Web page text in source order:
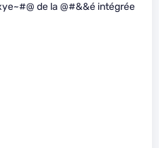
de la @#&&é intégrée